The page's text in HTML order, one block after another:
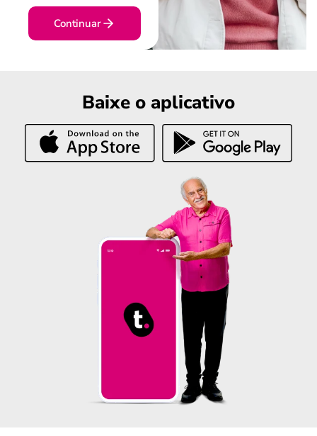
Continuar
Baixe o aplicativo